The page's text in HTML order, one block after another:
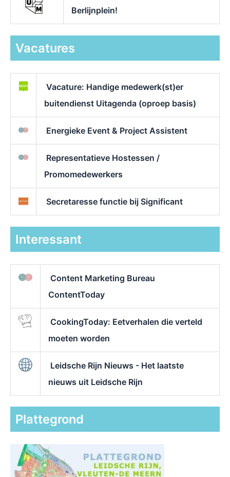
Berlijnplein!
Vacatures
Vacature: Handige medewerk(st)er
buitendienst Uitagenda (oproep basis)
Energieke Event & Project Assistent
Representatieve Hostessen /
Promomedewerkers
Secretaresse functie bij Significant
Interessant
Content Marketing Bureau
ContentToday
CookingToday: Eetverhalen die verteld
moeten worden
Leidsche Rijn Nieuws - Het laatste
nieuws uit Leidsche Rijn
Plattegrond